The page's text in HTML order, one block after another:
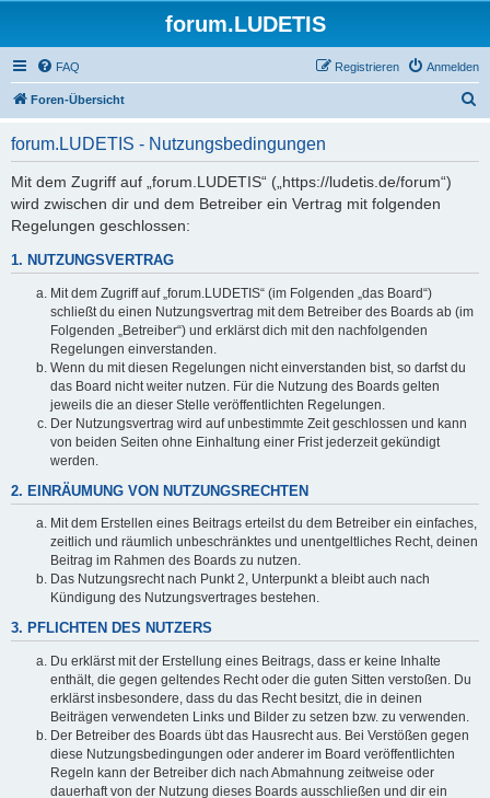
forum.LUDETIS
FAQ Anmelden
Registrieren
Foren-Übersicht
forum.LUDETIS - Nutzungsbedingungen
Mit dem Zugriff auf „forum.LUDETIS“ („https://ludetis.de/forum“)
wird zwischen dir und dem Betreiber ein Vertrag mit folgenden
Regelungen geschlossen:
1. NUTZUNGSVERTRAG
Mit dem Zugriff auf „forum.LUDETIS“ (im Folgenden „das Board“)
schließt du einen Nutzungsvertrag mit dem Betreiber des Boards ab (im
Folgenden „Betreiber“) und erklärst dich mit den nachfolgenden
Regelungen einverstanden.
Wenn du mit diesen Regelungen nicht einverstanden bist, so darfst du
das Board nicht weiter nutzen. Für die Nutzung des Boards gelten
jeweils die an dieser Stelle veröffentlichten Regelungen.
Der Nutzungsvertrag wird auf unbestimmte Zeit geschlossen und kann
von beiden Seiten ohne Einhaltung einer Frist jederzeit gekündigt
werden.
2. EINRÄUMUNG VON NUTZUNGSRECHTEN
Mit dem Erstellen eines Beitrags erteilst du dem Betreiber ein einfaches,
zeitlich und räumlich unbeschränktes und unentgeltliches Recht, deinen
Beitrag im Rahmen des Boards zu nutzen.
Das Nutzungsrecht nach Punkt 2, Unterpunkt a bleibt auch nach
Kündigung des Nutzungsvertrages bestehen.
3. PFLICHTEN DES NUTZERS
Du erklärst mit der Erstellung eines Beitrags, dass er keine Inhalte
enthält, die gegen geltendes Recht oder die guten Sitten verstoßen. Du
erklärst insbesondere, dass du das Recht besitzt, die in deinen
Beiträgen verwendeten Links und Bilder zu setzen bzw. zu verwenden.
Der Betreiber des Boards übt das Hausrecht aus. Bei Verstößen gegen
diese Nutzungsbedingungen oder anderer im Board veröffentlichten
Regeln kann der Betreiber dich nach Abmahnung zeitweise oder
dauerhaft von der Nutzung dieses Boards ausschließen und dir ein